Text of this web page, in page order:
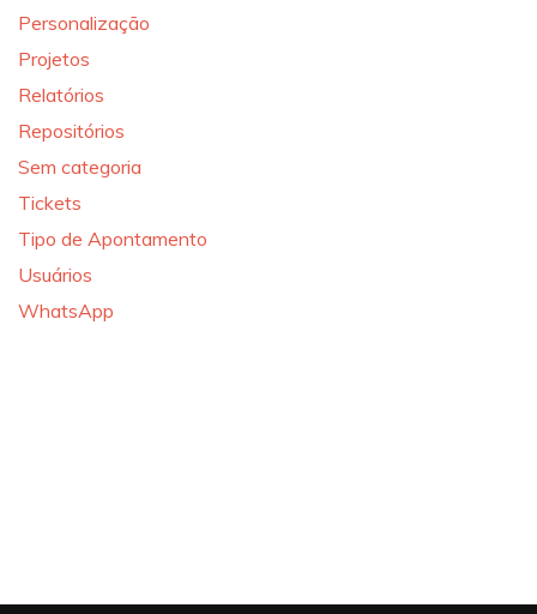
Personalização
Projetos
Relatórios
Repositórios
Sem categoria
Tickets
Tipo de Apontamento
Usuários
WhatsApp